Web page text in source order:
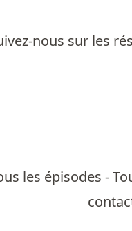
nous sur les
les épisodes -